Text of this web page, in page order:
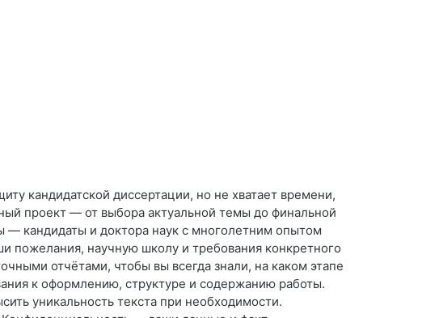
кандидатской диссертации, но не хватает времени,
проект — от выбора актуальной темы до финальной
кандидаты и доктора наук с многолетним опытом
пожелания, научную школу и требования конкретного
отчётами, чтобы вы всегда знали, на каком этапе
к оформлению, структуре и содержанию работы.
уникальность текста при необходимости.